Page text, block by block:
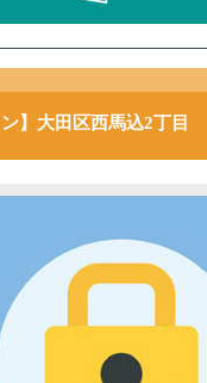
ン】大田区西馬込2丁目